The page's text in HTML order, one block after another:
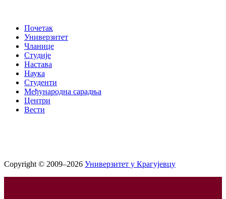
Почетак
Универзитет
Чланице
Студије
Настава
Наука
Студенти
Међународна сарадња
Центри
Вести
Copyright © 2009–2026 Универзитет у Крагујевцу